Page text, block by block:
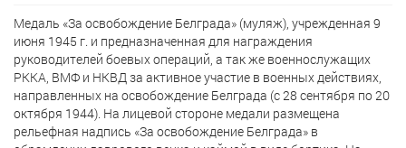
Медаль «За освобождение Белграда» (муляж), учрежденная 9
июня 1945 г. и предназначенная для награждения
руководителей боевых операций, а так же военнослужащих
РККА, ВМФ и НКВД за активное участие в военных действиях,
направленных на освобождение Белграда (с 28 сентября по 20
октября 1944). На лицевой стороне медали размещена
рельефная надпись «За освобождение Белграда» в